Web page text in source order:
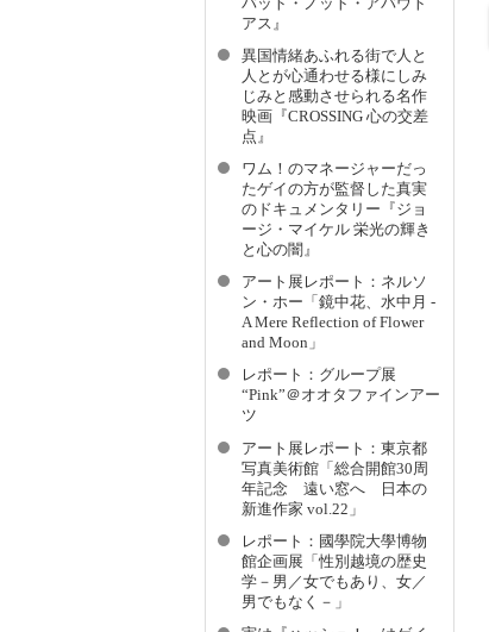
バット・ノット・アバウト
アス』
異国情緒あふれる街で人と
人とが心通わせる様にしみ
じみと感動させられる名作
映画『CROSSING 心の交差
点』
ワム！のマネージャーだっ
たゲイの方が監督した真実
のドキュメンタリー『ジョ
ージ・マイケル 栄光の輝き
と心の闇』
アート展レポート：ネルソ
ン・ホー「鏡中花、水中月 -
A Mere Reflection of Flower
and Moon」
レポート：グループ展
“Pink”＠オオタファインアー
ツ
アート展レポート：東京都
写真美術館「総合開館30周
年記念 遠い窓へ 日本の
新進作家 vol.22」
レポート：國學院大學博物
館企画展「性別越境の歴史
学－男／女でもあり、女／
男でもなく－」